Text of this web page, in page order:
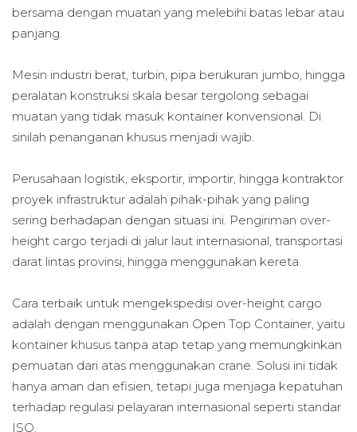
bersama dengan muatan yang melebihi batas lebar atau
panjang.
Mesin industri berat, turbin, pipa berukuran jumbo, hingga
peralatan konstruksi skala besar tergolong sebagai
muatan yang tidak masuk kontainer konvensional. Di
sinilah penanganan khusus menjadi wajib.
Perusahaan logistik, eksportir, importir, hingga kontraktor
proyek infrastruktur adalah pihak-pihak yang paling
sering berhadapan dengan situasi ini. Pengiriman over-
height cargo terjadi di jalur laut internasional, transportasi
darat lintas provinsi, hingga menggunakan kereta.
Cara terbaik untuk mengekspedisi over-height cargo
adalah dengan menggunakan Open Top Container, yaitu
kontainer khusus tanpa atap tetap yang memungkinkan
pemuatan dari atas menggunakan crane. Solusi ini tidak
hanya aman dan efisien, tetapi juga menjaga kepatuhan
terhadap regulasi pelayaran internasional seperti standar
ISO.